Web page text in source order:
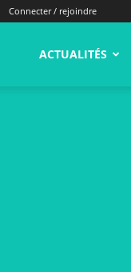
Connecter / rejoindre
ACTUALITÉS